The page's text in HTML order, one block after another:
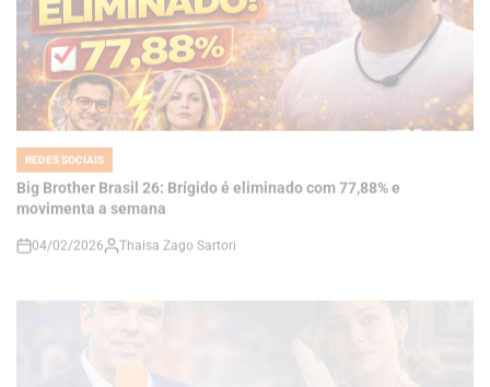
POSTED
REDES SOCIAIS
Big Brother Brasil 26: Brígido é eliminado com 77,88% e
movimenta a semana
on
04/02/2026